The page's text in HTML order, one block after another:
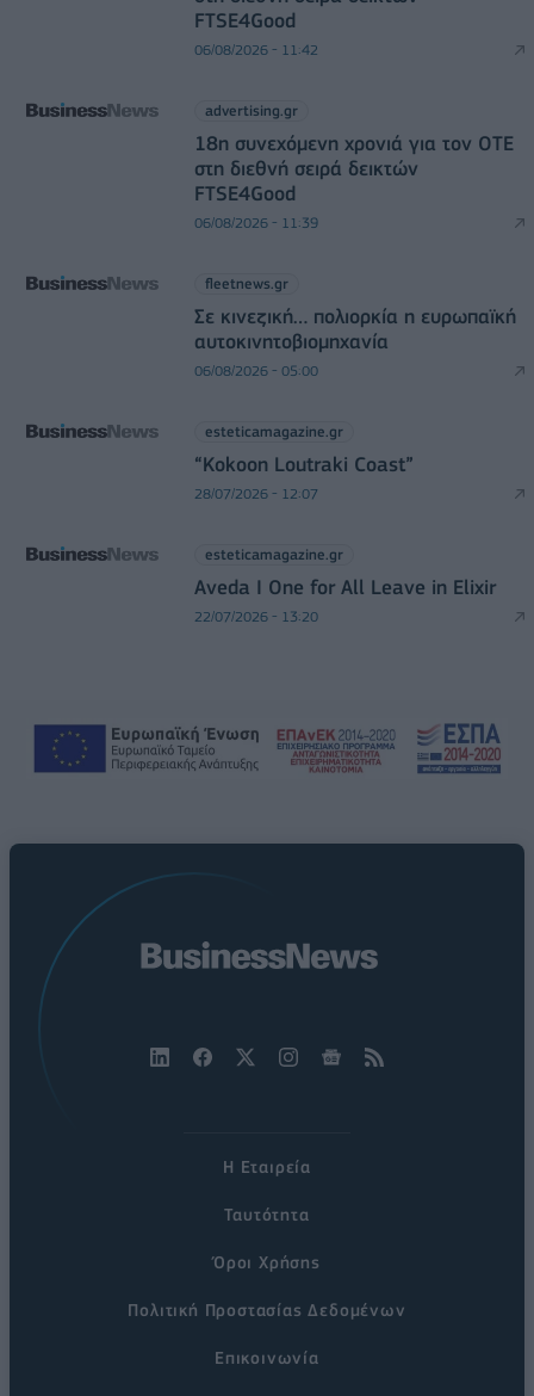
FTSE4Good
06/08/2026 - 11:42
advertising.gr
18η συνεχόμενη χρονιά για τον ΟΤΕ
στη διεθνή σειρά δεικτών
FTSE4Good
06/08/2026 - 11:39
fleetnews.gr
Σε κινεζική… πολιορκία η ευρωπαϊκή
αυτοκινητοβιομηχανία
06/08/2026 - 05:00
esteticamagazine.gr
“Kokoon Loutraki Coast”
28/07/2026 - 12:07
esteticamagazine.gr
Aveda I One for All Leave in Elixir
22/07/2026 - 13:20
Η Εταιρεία
Ταυτότητα
Όροι Χρήσης
Πολιτική Προστασίας Δεδομένων
Επικοινωνία